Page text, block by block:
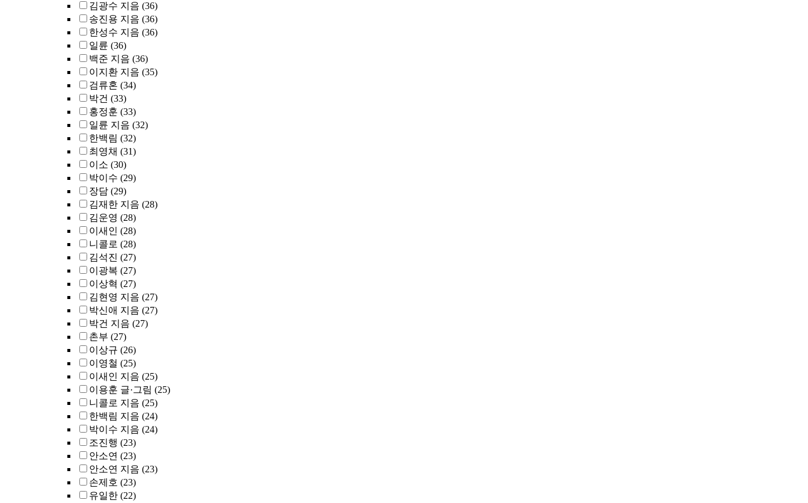
김광수 지음 (36)
송진용 지음 (36)
한성수 지음 (36)
일륜 (36)
백준 지음 (36)
이지환 지음 (35)
검류혼 (34)
박건 (33)
홍정훈 (33)
일륜 지음 (32)
한백림 (32)
최영채 (31)
이소 (30)
박이수 (29)
장담 (29)
김재한 지음 (28)
김운영 (28)
이새인 (28)
니콜로 (28)
김석진 (27)
이광복 (27)
이상혁 (27)
김현영 지음 (27)
박신애 지음 (27)
박건 지음 (27)
촌부 (27)
이상규 (26)
이영철 (25)
이새인 지음 (25)
이용훈 글·그림 (25)
니콜로 지음 (25)
한백림 지음 (24)
박이수 지음 (24)
조진행 (23)
안소연 (23)
안소연 지음 (23)
손제호 (23)
유일한 (22)